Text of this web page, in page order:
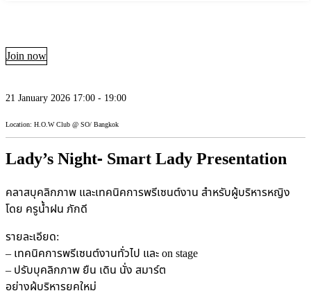
Join now
21 January 2026 17:00 - 19:00
Location: H.O.W Club @ SO/ Bangkok
Lady’s Night- Smart Lady Presentation
คลาสบุคลิกภาพ และเทคนิคการพรีเซนต์งาน สำหรับผู้บริหารหญิง
โดย ครูน้ำฝน ภักดี
รายละเอียด:
– เทคนิคการพรีเซนต์งานทั่วไป และ on stage
– ปรับบุคลิกภาพ ยืน เดิน นั่ง สมาร์ต
อย่างผู้บริหารยุคใหม่